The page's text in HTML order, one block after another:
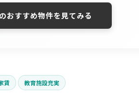
おすすめ物件を見てみる
賃 教育施設充実